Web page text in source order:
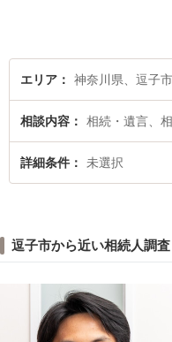
エリア 神奈川県、逗子市
相談内容 相続・遺言、
詳細条件 未選択
逗子市から近い相続人調